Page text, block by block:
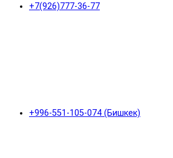
+7(926)777-36-77
+996-551-105-074 (Бишкек)